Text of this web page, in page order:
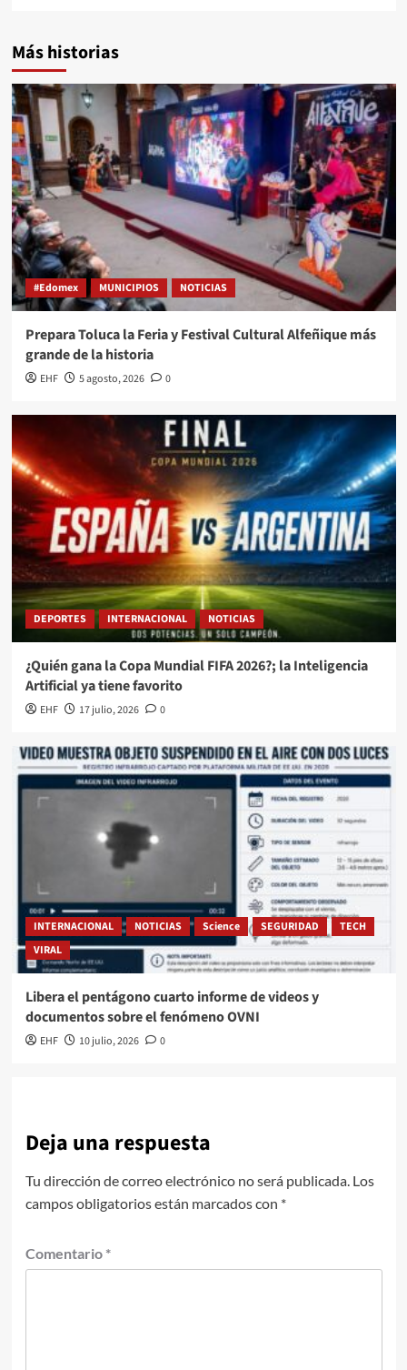
Más historias
#Edomex MUNICIPIOS NOTICIAS
Prepara Toluca la Feria y Festival Cultural Alfeñique más
grande de la historia
EHF 5 agosto, 2026 0
DEPORTES INTERNACIONAL NOTICIAS
¿Quién gana la Copa Mundial FIFA 2026?; la Inteligencia
Artificial ya tiene favorito
EHF 17 julio, 2026 0
INTERNACIONAL NOTICIAS Science SEGURIDAD
TECH
VIRAL
Libera el pentágono cuarto informe de videos y
documentos sobre el fenómeno OVNI
EHF 10 julio, 2026 0
Deja una respuesta
Tu dirección de correo electrónico no será publicada. Los
campos obligatorios están marcados con *
Comentario *